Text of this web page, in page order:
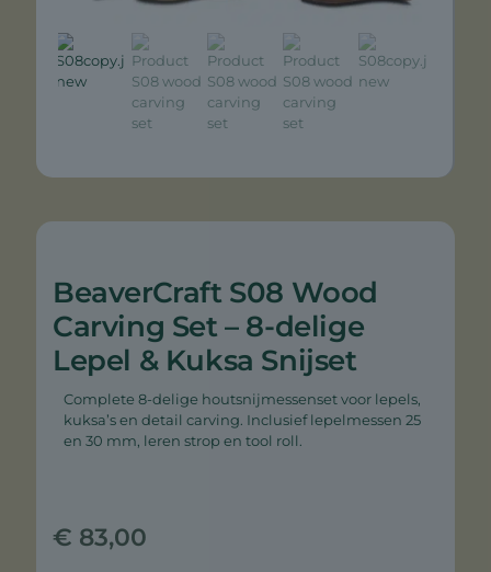
BeaverCraft S08 Wood
Carving Set – 8-delige
Lepel & Kuksa Snijset
Complete 8-delige houtsnijmessenset voor lepels,
kuksa’s en detail carving. Inclusief lepelmessen 25
en 30 mm, leren strop en tool roll.
€ 83,00